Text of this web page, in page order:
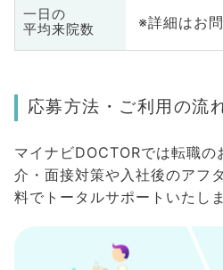
一日の
平均来院数
※詳細はお
応募方法・ご利用の流
マイナビDOCTORでは転職の
介・面接対策や入社後のアフ
料でトータルサポートいたしま